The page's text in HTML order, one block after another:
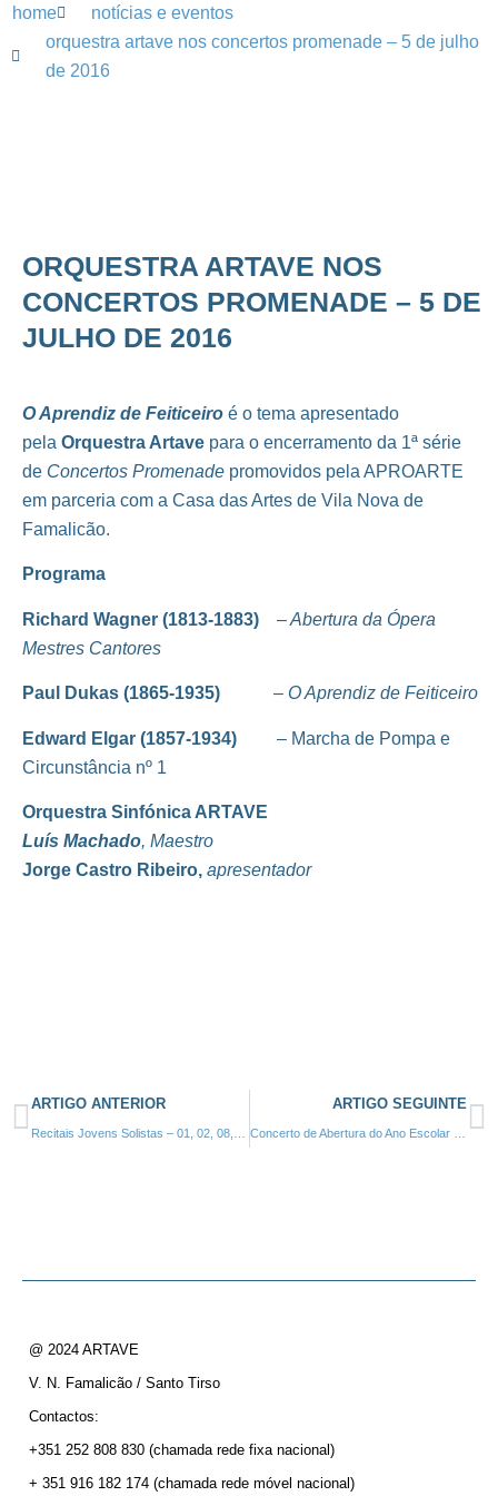
home
notícias e eventos
orquestra artave nos concertos promenade – 5 de julho
de 2016
ORQUESTRA ARTAVE NOS
CONCERTOS PROMENADE – 5 DE
JULHO DE 2016
O Aprendiz de Feiticeiro é o tema apresentado
pela Orquestra Artave para o encerramento da 1ª série
de Concertos Promenade promovidos pela APROARTE
em parceria com a Casa das Artes de Vila Nova de
Famalicão.
Programa
Richard Wagner (1813-1883)
– Abertura da Ópera
Mestres Cantores
Paul Dukas (1865-1935) – O Aprendiz de Feiticeiro
Edward Elgar (1857-1934) – Marcha de Pompa e
Circunstância nº 1
Orquestra Sinfónica ARTAVE
Luís Machado, Maestro
Jorge Castro Ribeiro, apresentador
ARTIGO ANTERIOR ARTIGO SEGUINTE
@ 2024 ARTAVE
V. N. Famalicão / Santo Tirso
Contactos:
+351 252 808 830 (chamada rede fixa nacional)
+ 351 916 182 174 (chamada rede móvel nacional)